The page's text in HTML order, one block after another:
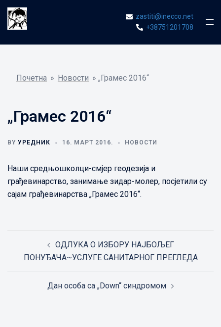
Skip
content
zastiti@inecco.net
+38751201708
Почетна » Новости » „Грамес 2016“
„Грамес 2016“
BY УРЕДНИК 16. МАРТ 2016. НОВОСТИ
Наши средњошколци-смјер геодезија и
грађевинарство, занимање зидар-молер, посјетили су
сајам грађевинарства „Грамес 2016“.
navigationОДЛУКА О ИЗБОРУ НАЈБОЉЕГ
ПОНУЂАЧА~УСЛУГЕ САНИТАРНОГ ПРЕГЛЕДА
Дан особа са „Down“ синдромом